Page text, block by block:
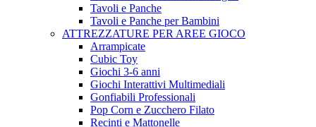
Tavoli e Panche
Tavoli e Panche per Bambini
ATTREZZATURE PER AREE GIOCO
Arrampicate
Cubic Toy
Giochi 3-6 anni
Giochi Interattivi Multimediali
Gonfiabili Professionali
Pop Corn e Zucchero Filato
Recinti e Mattonelle